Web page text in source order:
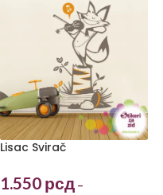
Lisac Svirač
1.550 рсд –